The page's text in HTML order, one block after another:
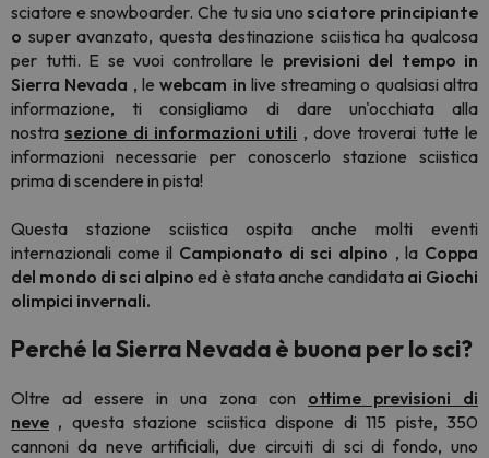
sciatore e snowboarder. Che tu sia uno sciatore principiante
o super avanzato, questa destinazione sciistica ha qualcosa
per tutti. E se vuoi controllare le previsioni del tempo in
Sierra Nevada , lewebcam in live streaming o qualsiasi altra
informazione, ti consigliamo di dare un'occhiata alla
nostra sezione di informazioni utili , dove troverai tutte le
informazioni necessarie per conoscerlo stazione sciistica
prima di scendere in pista!
Questa stazione sciistica ospita anche molti eventi
internazionali come il Campionato di sci alpino , la Coppa
del mondo di sci alpino ed è stata anche candidata ai Giochi
olimpici invernali.
Perché la Sierra Nevada è buona per lo sci?
Oltre ad essere in una zona con ottime previsioni di
neve , questa stazione sciistica dispone di 115 piste, 350
cannoni da neve artificiali, due circuiti di sci di fondo, uno